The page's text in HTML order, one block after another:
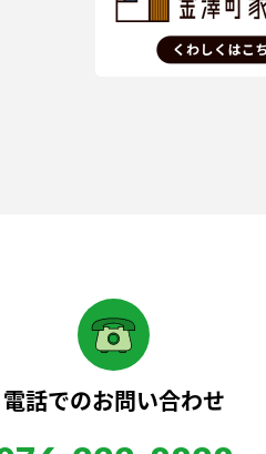
電話でのお問い合わせ